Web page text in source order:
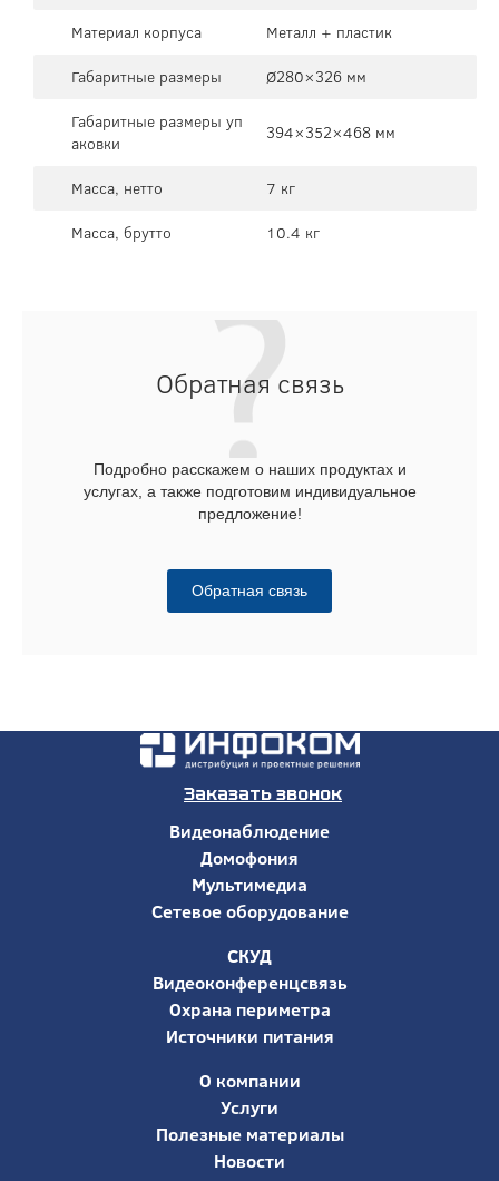
Материал корпуса
Металл + пластик
Габаритные размеры
Ø280×326 мм
Габаритные размеры уп
аковки
394×352×468 мм
Масса, нетто
7 кг
Масса, брутто
10.4 кг
Обратная связь
Подробно расскажем о наших продуктах и
услугах, а также подготовим индивидуальное
предложение!
Обратная связь
Заказать звонок
Видеонаблюдение
Домофония
Мультимедиа
Сетевое оборудование
СКУД
Видеоконференцсвязь
Охрана периметра
Источники питания
О компании
Услуги
Полезные материалы
Новости